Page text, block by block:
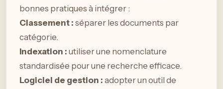
bonnes pratiques à intégrer :
Classement : séparer les documents par
catégorie.
Indexation : utiliser une nomenclature
standardisée pour une recherche efficace.
Logiciel de gestion : adopter un outil de